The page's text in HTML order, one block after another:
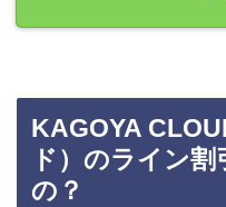
KAGOYA
ド）のライン
の？